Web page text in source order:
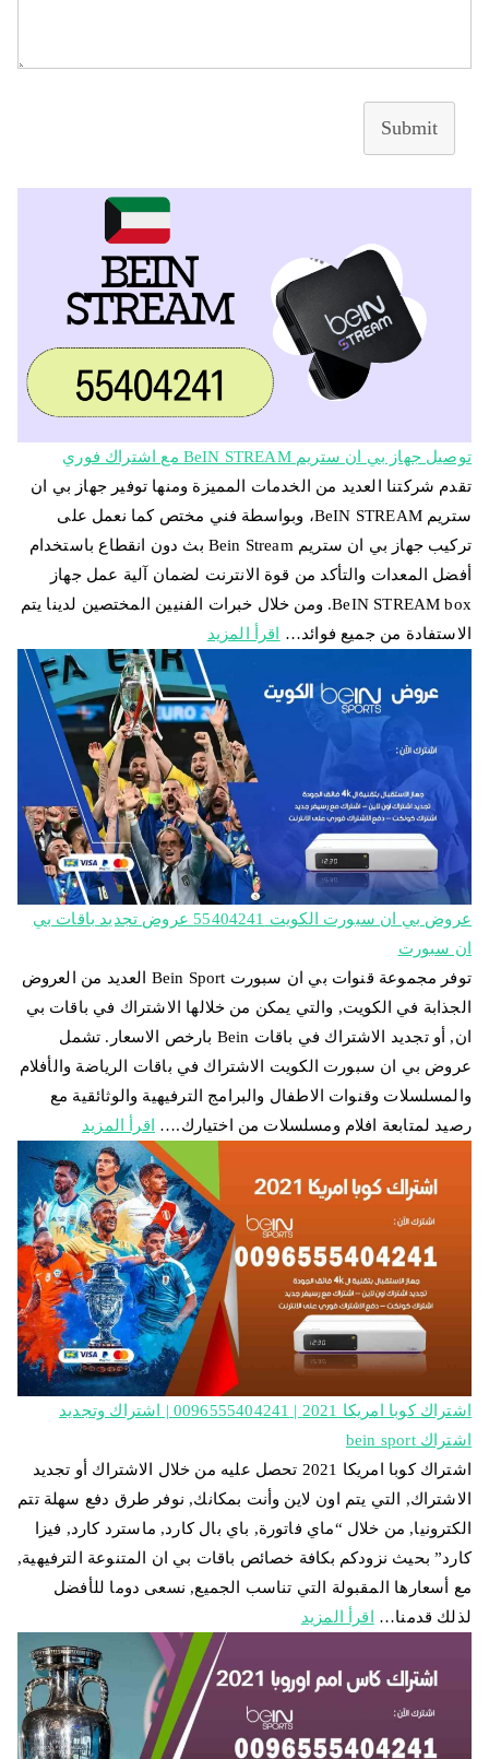
Submit
توصيل جهاز بي ان ستريم BeIN STREAM مع اشتراك فوري
تقدم شركتنا العديد من الخدمات المميزة ومنها توفير جهاز بي ان
ستريم BeIN STREAM، وبواسطة فني مختص كما نعمل على
تركيب جهاز بي ان ستريم Bein Stream بث دون انقطاع باستخدام
أفضل المعدات والتأكد من قوة الانترنت لضمان آلية عمل جهاز
BeIN STREAM box. ومن خلال خبرات الفنيين المختصين لدينا يتم
الاستفادة من جميع فوائد…
اقرأ المزيد
عروض بي ان سبورت الكويت 55404241 عروض تجديد باقات بي
ان سبورت
توفر مجموعة قنوات بي ان سبورت Bein Sport العديد من العروض
الجذابة في الكويت, والتي يمكن من خلالها الاشتراك في باقات بي
ان, أو تجديد الاشتراك في باقات Bein بارخص الاسعار. تشمل
عروض بي ان سبورت الكويت الاشتراك في باقات الرياضة والأفلام
والمسلسلات وقنوات الاطفال والبرامج الترفيهية والوثائقية مع
رصيد لمتابعة افلام ومسلسلات من اختيارك.…
اقرأ المزيد
اشتراك كوبا امريكا 2021 | 0096555404241 | اشتراك وتجديد
اشتراك bein sport
اشتراك كوبا امريكا 2021 تحصل عليه من خلال الاشتراك أو تجديد
الاشتراك, التي يتم اون لاين وأنت بمكانك, نوفر طرق دفع سهلة تتم
الكترونيا, من خلال “ماي فاتورة, باي بال كارد, ماسترد كارد, فيزا
كارد” بحيث نزودكم بكافة خصائص باقات بي ان المتنوعة الترفيهية,
مع أسعارها المقبولة التي تناسب الجميع, نسعى دوما للأفضل
لذلك قدمنا…
اقرأ المزيد